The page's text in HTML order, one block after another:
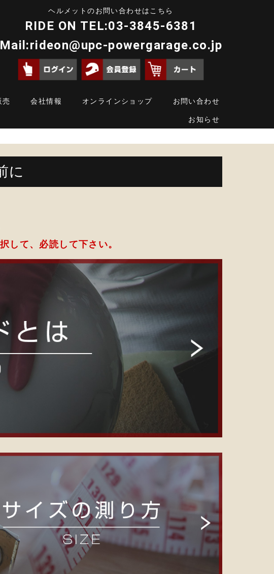
ヘルメットのお問い合わせはこちら
RIDE ON TEL:03-3845-6381
Mail:rideon@upc-powergarage.co.jp
売 会社情報 オンラインショップ お問い合わせ
お知らせ
に
して、 必読して下さい。